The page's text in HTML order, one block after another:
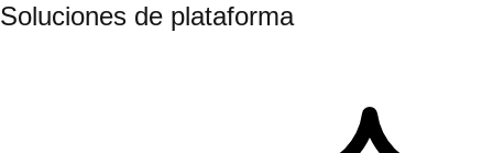
Soluciones de plataforma